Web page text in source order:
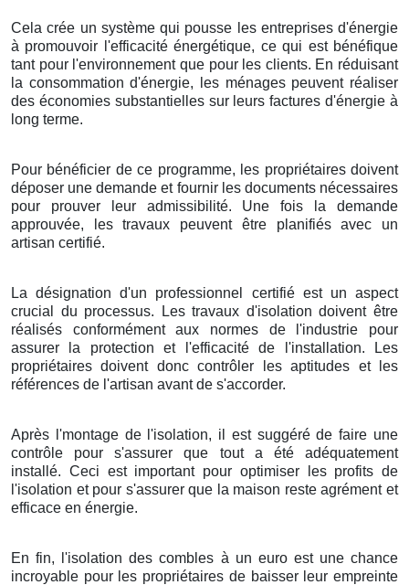
Cela crée un système qui pousse les entreprises d'énergie
à promouvoir l'efficacité énergétique, ce qui est bénéfique
tant pour l'environnement que pour les clients. En réduisant
la consommation d'énergie, les ménages peuvent réaliser
des économies substantielles sur leurs factures d'énergie à
long terme.
Pour bénéficier de ce programme, les propriétaires doivent
déposer une demande et fournir les documents nécessaires
pour prouver leur admissibilité. Une fois la demande
approuvée, les travaux peuvent être planifiés avec un
artisan certifié.
La désignation d'un professionnel certifié est un aspect
crucial du processus. Les travaux d'isolation doivent être
réalisés conformément aux normes de l'industrie pour
assurer la protection et l'efficacité de l'installation. Les
propriétaires doivent donc contrôler les aptitudes et les
références de l'artisan avant de s'accorder.
Après l'montage de l'isolation, il est suggéré de faire une
contrôle pour s'assurer que tout a été adéquatement
installé. Ceci est important pour optimiser les profits de
l'isolation et pour s'assurer que la maison reste agrément et
efficace en énergie.
En fin, l'isolation des combles à un euro est une chance
incroyable pour les propriétaires de baisser leur empreinte